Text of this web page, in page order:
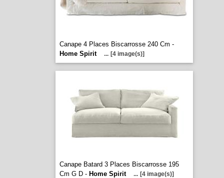
Canape 4 Places Biscarrosse 240 Cm -
Home Spirit
... [4 image(s)]
Canape Batard 3 Places Biscarrosse 195
Cm G D - Home Spirit ... [4 image(s)]